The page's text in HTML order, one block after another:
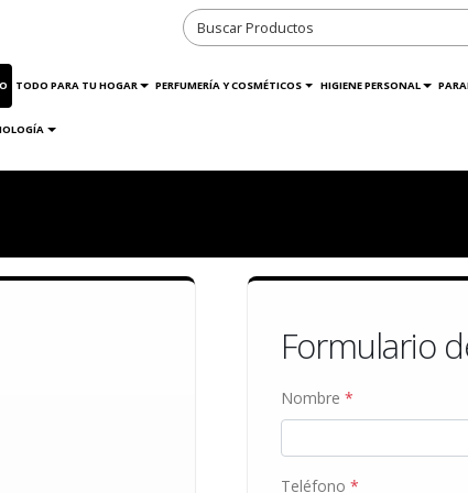
TODO PARA TU HOGAR PERFUMERÍA Y COSMÉTICOS HIGIENE PERSONAL
Formulario
Nombre *
Teléfono *